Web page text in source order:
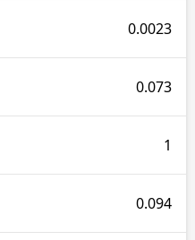
0.0023
0.073
1
0.094